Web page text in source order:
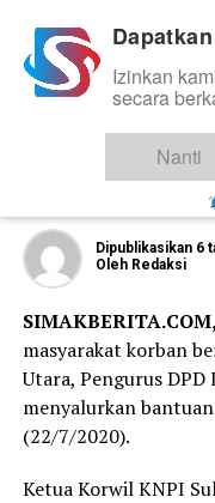
ORGANISASI DAN
Melalui KNPI
Salurkan
Dipublikasikan 6
Oleh Redaksi
masyarakat korban
Utara, Pengurus
menyalurkan
(22/7/2020).
Ketua Korwil KNPI
Izinkan
secara
Nanti